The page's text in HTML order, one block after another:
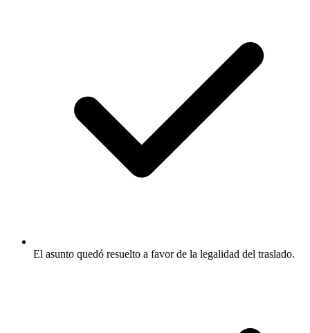
El asunto quedó resuelto a favor de la legalidad del traslado.